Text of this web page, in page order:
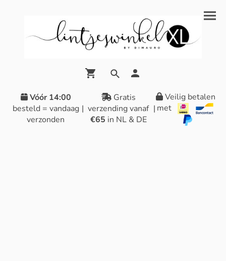
Vóór 14:00
besteld = vandaag
verzonden
|
Gratis
verzending vanaf
€65 in NL & DE
|
Veilig betalen
met